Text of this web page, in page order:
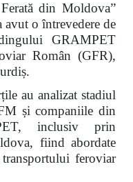
din Moldova”
o întrevedere de
GRAMPET
Român (GFR),
au analizat stadiul
și companiile din
inclusiv prin
fiind abordate
feroviar